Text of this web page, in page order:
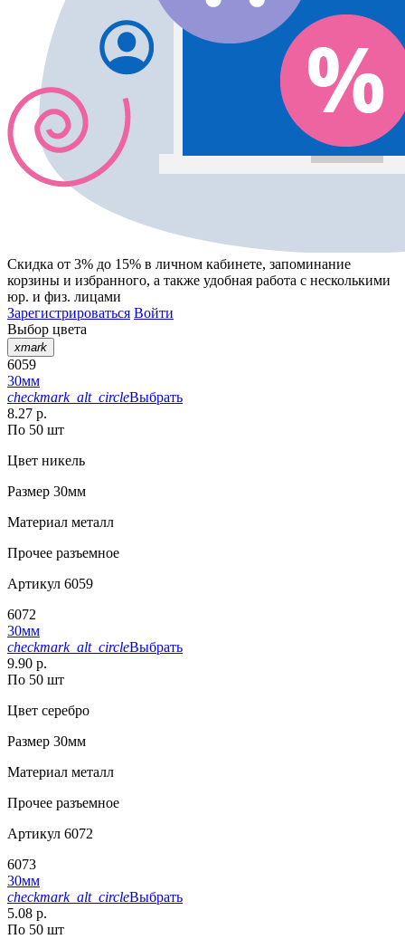
Скидка от 3% до 15% в личном кабинете, запоминание
корзины и избранного, а также удобная работа с несколькими
юр. и физ. лицами
Зарегистрироваться Войти
Выбор цвета
xmark
6059
30мм
checkmark_alt_circleВыбрать
8.27 р.
По 50 шт
Цвет никель
Размер 30мм
Материал металл
Прочее разъемное
Артикул 6059
6072
30мм
checkmark_alt_circleВыбрать
9.90 р.
По 50 шт
Цвет серебро
Размер 30мм
Материал металл
Прочее разъемное
Артикул 6072
6073
30мм
checkmark_alt_circleВыбрать
5.08 р.
По 50 шт